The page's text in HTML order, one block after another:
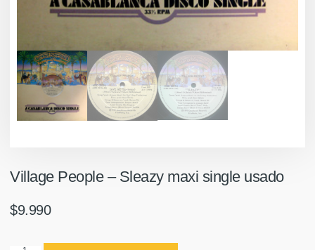
Village People – Sleazy maxi single usado
$9.990